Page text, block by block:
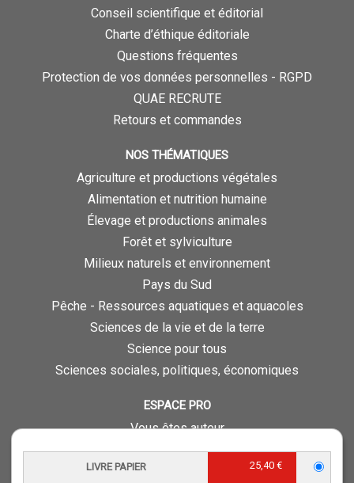
LIVRE PAPIER 25,40 €
Conseil scientifique et éditorial
Charte d’éthique éditoriale
Questions fréquentes
Protection de vos données personnelles - RGPD
QUAE RECRUTE
Retours et commandes
NOS THÉMATIQUES
Agriculture et productions végétales
Alimentation et nutrition humaine
Élevage et productions animales
Forêt et sylviculture
Milieux naturels et environnement
Pays du Sud
Pêche - Ressources aquatiques et aquacoles
Sciences de la vie et de la terre
Science pour tous
Sciences sociales, politiques, économiques
ESPACE PRO
Vous êtes auteur
Vous êtes journaliste
Vous êtes libraire